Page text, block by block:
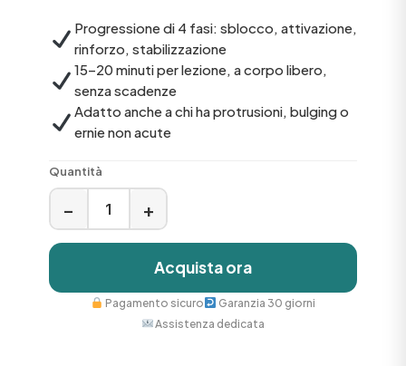
Progressione di 4 fasi: sblocco, attivazione,
rinforzo, stabilizzazione
15–20 minuti per lezione, a corpo libero,
senza scadenze
Adatto anche a chi ha protrusioni, bulging o
ernie non acute
Quantità
− +
Acquista ora
Pagamento sicuro
Garanzia 30 giorni
Assistenza dedicata